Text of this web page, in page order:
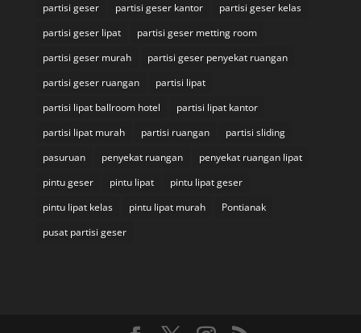
partisi geser
partisi geser kantor
partisi geser kelas
partisi geser lipat
partisi geser metting room
partisi geser murah
partisi geser penyekat ruangan
partisi geser ruangan
partisi lipat
partisi lipat ballroom hotel
partisi lipat kantor
partisi lipat murah
partisi ruangan
partisi sliding
pasuruan
penyekat ruangan
penyekat ruangan lipat
pintu geser
pintu lipat
pintu lipat geser
pintu lipat kelas
pintu lipat murah
Pontianak
pusat partisi geser